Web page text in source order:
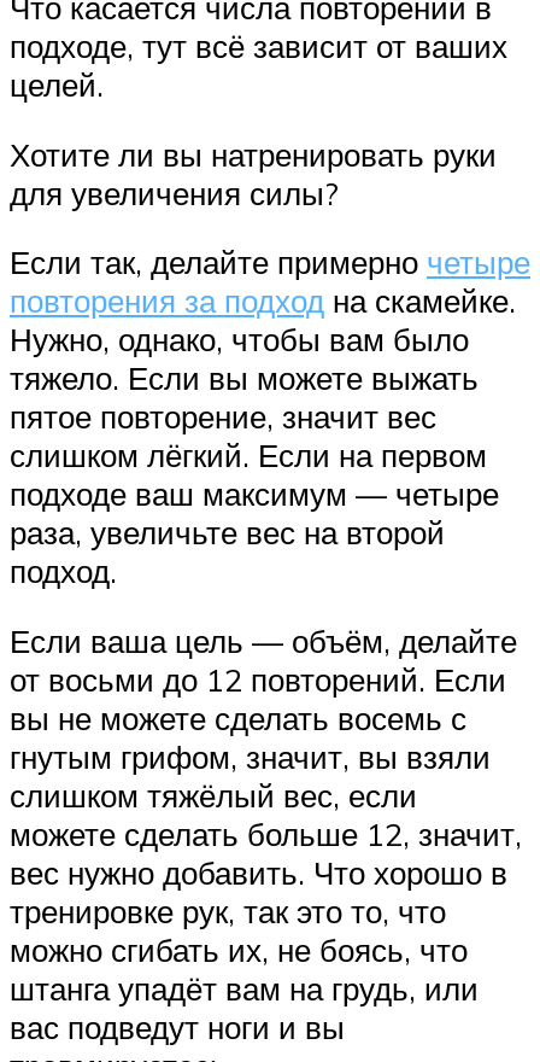
подходе, тут всё зависит от ваших
целей.
Хотите ли вы натренировать руки
для увеличения силы?
Если так, делайте примерно четыре
повторения за подход на скамейке.
Нужно, однако, чтобы вам было
тяжело. Если вы можете выжать
пятое повторение, значит вес
слишком лёгкий. Если на первом
подходе ваш максимум — четыре
раза, увеличьте вес на второй
подход.
Если ваша цель — объём, делайте
от восьми до 12 повторений. Если
вы не можете сделать восемь с
гнутым грифом, значит, вы взяли
слишком тяжёлый вес, если
можете сделать больше 12, значит,
вес нужно добавить. Что хорошо в
тренировке рук, так это то, что
можно сгибать их, не боясь, что
штанга упадёт вам на грудь, или
вас подведут ноги и вы